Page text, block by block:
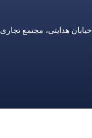
تجاری 14 معصوم ، طبقه 3، واحد 3